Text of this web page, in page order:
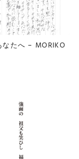
なたへ – MORIKO